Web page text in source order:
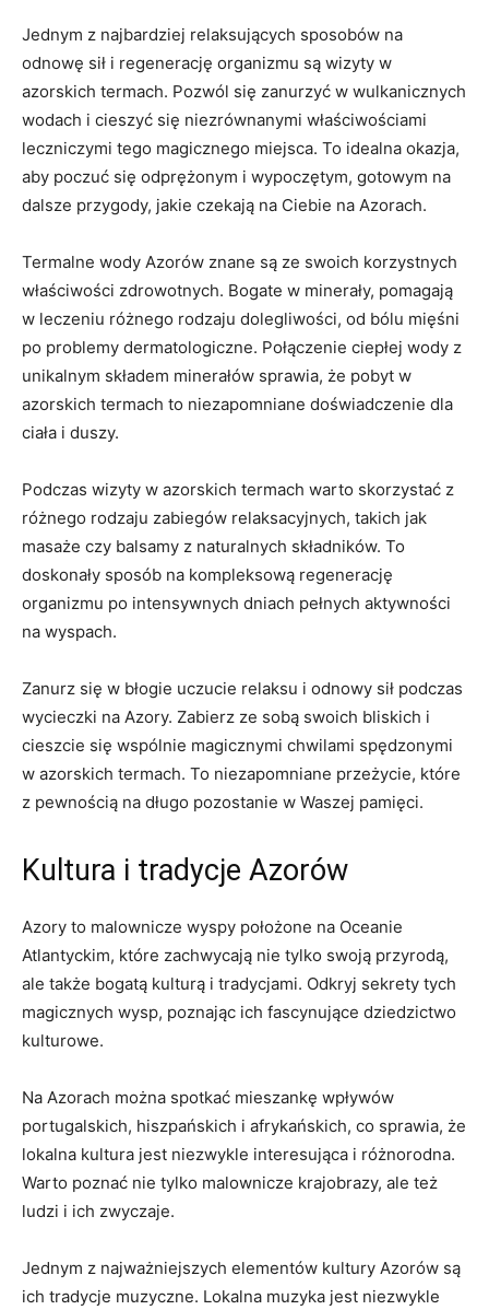
Jednym z najbardziej relaksujących sposobów na
odnowę sił i regenerację organizmu są wizyty w
azorskich termach. Pozwól się zanurzyć w wulkanicznych
wodach i cieszyć się niezrównanymi właściwościami
leczniczymi tego magicznego miejsca. To idealna okazja,
aby poczuć się odprężonym i wypoczętym, gotowym na
dalsze przygody, jakie czekają na Ciebie na Azorach.
Termalne wody Azorów znane są ze swoich korzystnych
właściwości zdrowotnych. Bogate w minerały, pomagają
w leczeniu różnego rodzaju dolegliwości, od bólu mięśni
po problemy dermatologiczne. Połączenie ciepłej wody z
unikalnym składem minerałów sprawia, że pobyt w
azorskich termach to niezapomniane doświadczenie dla
ciała i duszy.
Podczas wizyty w azorskich termach warto skorzystać z
różnego rodzaju zabiegów relaksacyjnych, takich jak
masaże czy balsamy z naturalnych składników. To
doskonały sposób na kompleksową regenerację
organizmu po intensywnych dniach pełnych aktywności
na wyspach.
Zanurz się w błogie uczucie relaksu i odnowy sił podczas
wycieczki na Azory. Zabierz ze sobą swoich bliskich i
cieszcie się wspólnie magicznymi chwilami spędzonymi
w azorskich termach. To niezapomniane przeżycie, które
z pewnością na długo pozostanie w Waszej pamięci.
Kultura i tradycje Azorów
Azory to malownicze wyspy położone na Oceanie
Atlantyckim, które zachwycają nie tylko swoją przyrodą,
ale także bogatą kulturą i tradycjami. Odkryj sekrety tych
magicznych wysp, poznając ich fascynujące dziedzictwo
kulturowe.
Na Azorach można spotkać mieszankę wpływów
portugalskich, hiszpańskich i afrykańskich, co sprawia, że
lokalna kultura jest niezwykle interesująca i różnorodna.
Warto poznać nie tylko malownicze krajobrazy, ale też
ludzi i ich zwyczaje.
Jednym z najważniejszych elementów kultury Azorów są
ich tradycje muzyczne. Lokalna muzyka jest niezwykle